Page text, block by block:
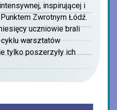
inspirującej i
Zwrotnym Łódź.
uczniowie brali
cyklu warsztatów
tylko poszerzyły ich